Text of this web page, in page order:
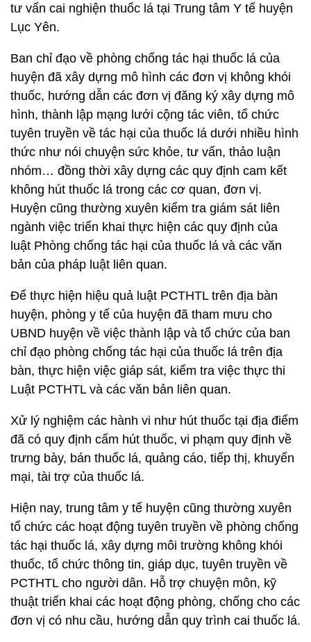
tư vấn cai nghiện thuốc lá tại Trung tâm Y tế huyện
Lục Yên.
Ban chỉ đạo về phòng chống tác hại thuốc lá của
huyện đã xây dựng mô hình các đơn vị không khói
thuốc, hướng dẫn các đơn vị đăng ký xây dựng mô
hình, thành lập mạng lưới cộng tác viên, tổ chức
tuyên truyền về tác hại của thuốc lá dưới nhiều hình
thức như nói chuyện sức khỏe, tư vấn, thảo luận
nhóm… đồng thời xây dựng các quy định cam kết
không hút thuốc lá trong các cơ quan, đơn vị.
Huyện cũng thường xuyên kiểm tra giám sát liên
ngành việc triển khai thực hiện các quy định của
luật Phòng chống tác hại của thuốc lá và các văn
bản của pháp luật liên quan.
Để thực hiện hiệu quả luật PCTHTL trên địa bàn
huyện, phòng y tế của huyện đã tham mưu cho
UBND huyện về việc thành lập và tổ chức của ban
chỉ đạo phòng chống tác hại của thuốc lá trên địa
bàn, thực hiện việc giáp sát, kiểm tra việc thực thi
Luật PCTHTL và các văn bản liên quan.
Xử lý nghiệm các hành vi như hút thuốc tại địa điểm
đã có quy định cấm hút thuốc, vi phạm quy định về
trưng bày, bán thuốc lá, quảng cáo, tiếp thị, khuyến
mại, tài trợ của thuốc lá.
Hiện nay, trung tâm y tế huyện cũng thường xuyên
tổ chức các hoạt động tuyên truyền về phòng chống
tác hại thuốc lá, xây dựng môi trường không khói
thuốc, tổ chức thông tin, giáp dục, tuyên truyền về
PCTHTL cho người dân. Hỗ trợ chuyện môn, kỹ
thuật triển khai các hoạt động phòng, chống cho các
đơn vị có nhu cầu, hướng dẫn quy trình cai thuốc lá.